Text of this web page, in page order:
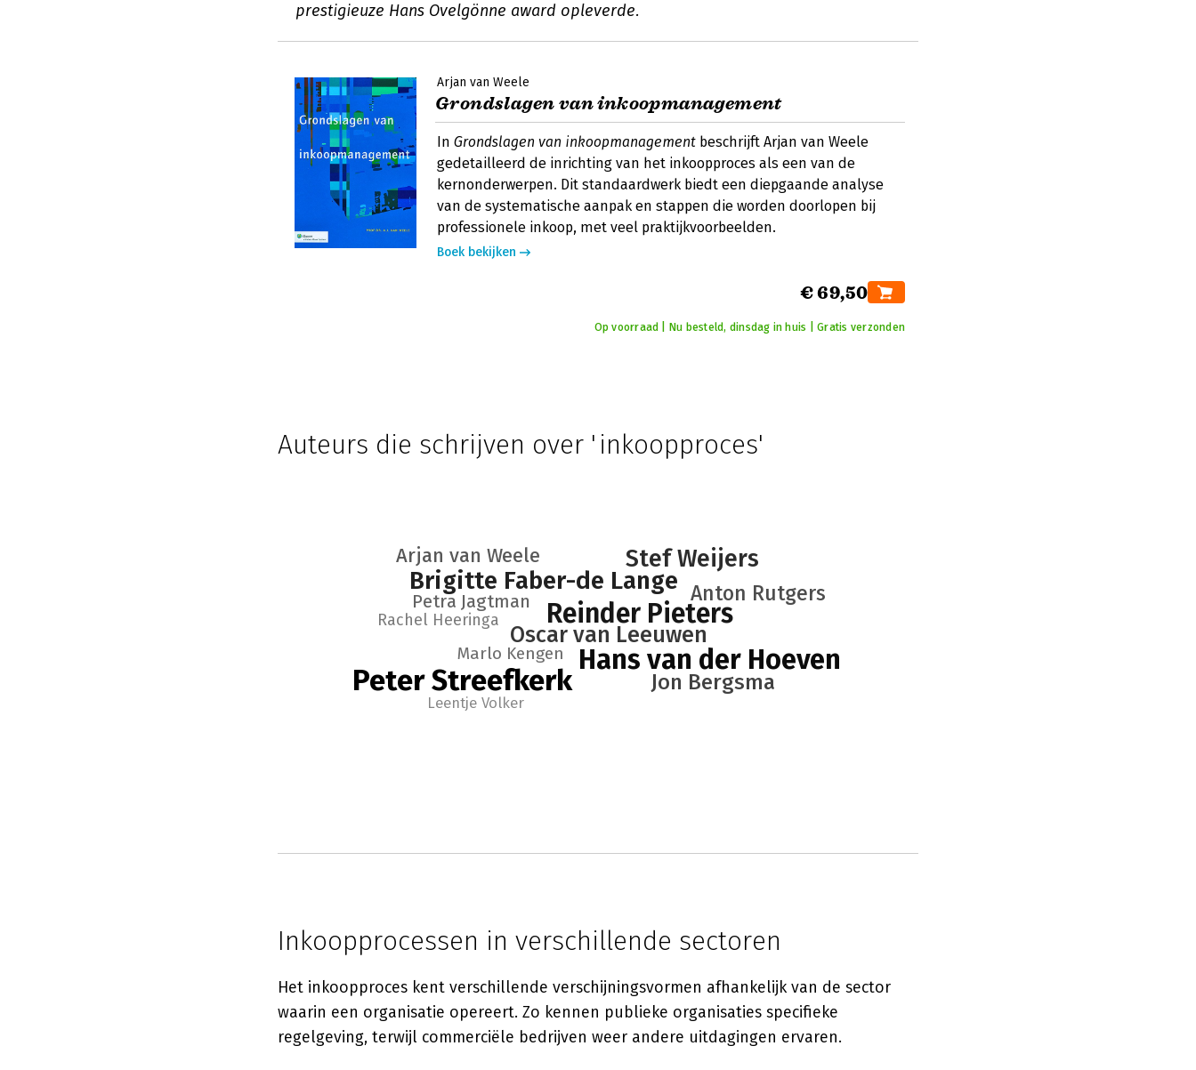
prestigieuze Hans Ovelgönne award opleverde.
Arjan van Weele
Grondslagen van inkoopmanagement
In Grondslagen van inkoopmanagement beschrijft Arjan van Weele
gedetailleerd de inrichting van het inkoopproces als een van de
kernonderwerpen. Dit standaardwerk biedt een diepgaande analyse
van de systematische aanpak en stappen die worden doorlopen bij
professionele inkoop, met veel praktijkvoorbeelden.
Boek bekijken
€ 69,50
Op voorraad | Nu besteld, dinsdag in huis | Gratis verzonden
Auteurs die schrijven over 'inkoopproces'
Peter Streefkerk
Hans van der Hoeven
Reinder Pieters
Brigitte Faber-de Lange
Stef Weijers
Oscar van Leeuwen
Jon Bergsma
Anton Rutgers
Arjan van Weele
Petra Jagtman
Marlo Kengen
Rachel Heeringa
Leentje Volker
Inkoopprocessen in verschillende sectoren
Het inkoopproces kent verschillende verschijningsvormen afhankelijk van de sector
waarin een organisatie opereert. Zo kennen publieke organisaties specifieke
regelgeving, terwijl commerciële bedrijven weer andere uitdagingen ervaren.